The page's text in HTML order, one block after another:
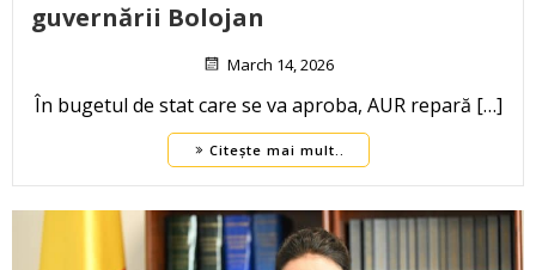
guvernării Bolojan
March 14, 2026
În bugetul de stat care se va aproba, AUR repară […]
Citește mai mult..